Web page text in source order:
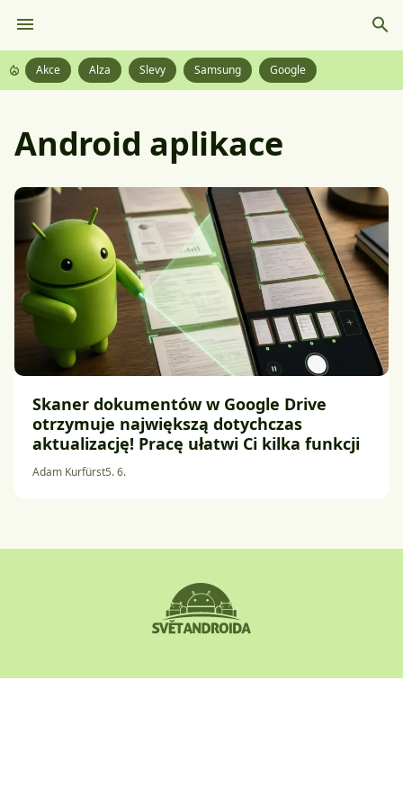
Akce Alza Slevy Samsung Google
Android aplikace
Skaner dokumentów w Google Drive
otrzymuje największą dotychczas
aktualizację! Pracę ułatwi Ci kilka funkcji
Adam Kurfürst5. 6.